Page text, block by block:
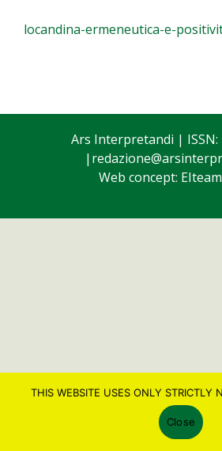
locandina-ermeneutica-e-
Ars Interpretandi |
|
Web concept:
THIS WEBSITE USES ONLY STRICTLY
Close